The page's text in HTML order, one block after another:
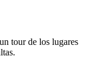
tour de los lugares